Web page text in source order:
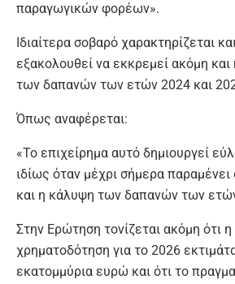
παραγωγικών φορέων».
Ιδιαίτερα σοβαρό χαρακτηρίζεται
εξακολουθεί να εκκρεμεί ακόμη
των δαπανών των ετών 2024 και
Όπως αναφέρεται:
«Το επιχείρημα αυτό δημιουργεί
ιδίως όταν μέχρι σήμερα
και η κάλυψη των δαπανών των
Στην Ερώτηση τονίζεται ακόμη ότι
χρηματοδότηση για το 2026
εκατομμύρια ευρώ και ότι το